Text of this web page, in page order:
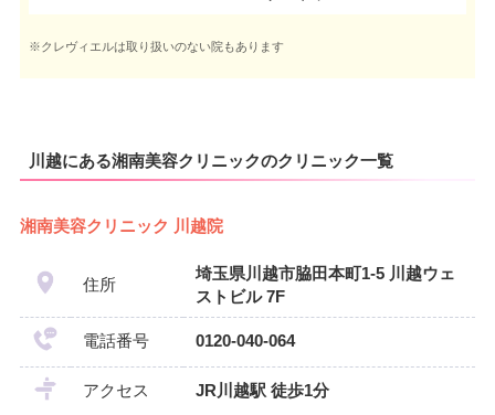
※クレヴィエルは取り扱いのない院もあります
川越にある湘南美容クリニックのクリニック一覧
湘南美容クリニック 川越院
住所
埼玉県川越市脇田本町1-5 川越ウェ
ストビル 7F
電話番号 0120-040-064
アクセス JR川越駅 徒歩1分